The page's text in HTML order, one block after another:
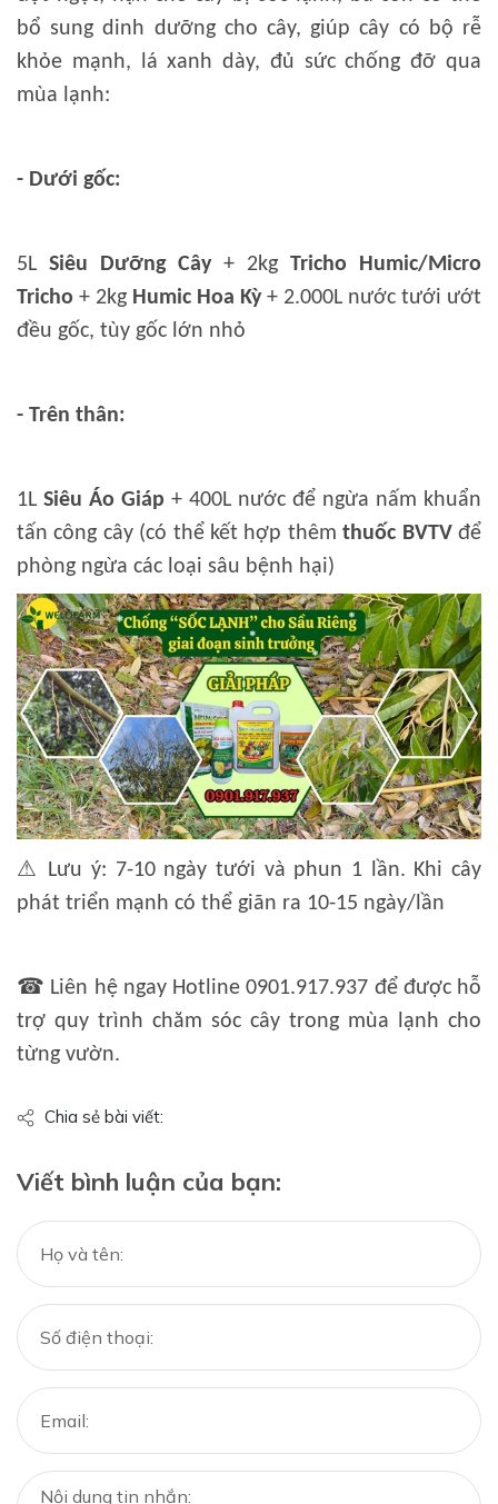
bổ sung dinh dưỡng cho cây, giúp cây có bộ rễ
khỏe mạnh, lá xanh dày, đủ sức chống đỡ qua
mùa lạnh:
- Dưới gốc:
5L Siêu Dưỡng Cây+ 2kg Tricho Humic/Micro
Tricho + 2kg Humic Hoa Kỳ+ 2.000L nước tưới ướt
đều gốc, tùy gốc lớn nhỏ
- Trên thân:
1L Siêu Áo Giáp + 400L nước để ngừa nấm khuẩn
tấn công cây (có thể kết hợp thêmthuốc BVTVđể
phòng ngừa các loại sâu bệnh hại)
⚠
Lưu ý: 7-10 ngày tưới và phun 1 lần. Khi cây
phát triển mạnh có thể giãn ra 10-15 ngày/lần
☎ Liên hệ ngay Hotline 0901.917.937 để được hỗ
trợ quy trình chăm sóc cây trong mùa lạnh cho
từng vườn.
Chia sẻ bài viết:
Viết bình luận của bạn: